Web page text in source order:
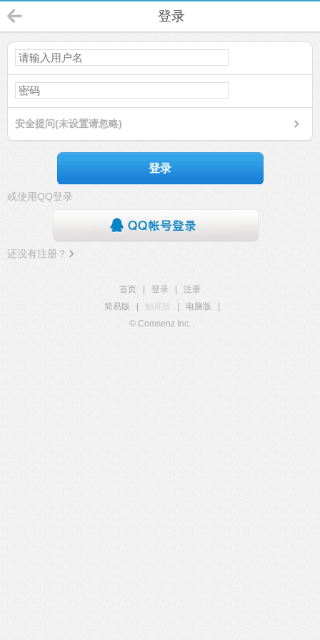
登录
安全提问(未设置请忽略)
登录
或使用QQ登录
还没有注册？
首页 登录
注册
简易版
触屏版 电脑版
© Comsenz Inc.